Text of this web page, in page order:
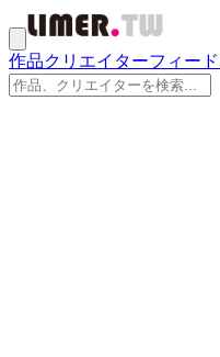
作品クリエイターフィード